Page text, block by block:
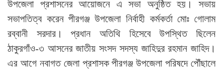
উপজেলা প্রশাসনের আয়োজনে এ সভা অনুষ্ঠিত হয়। সভায়
সভাপতিত্ব করেন পীরগঞ্জ উপজেলা নির্বাহী কর্মকর্তা মোঃ গোলাম
রব্বানী সরদার। প্রধান অতিথি হিসেবে উপস্থিত ছিলেন
ঠাকুরগাঁও-৩ আসনের জাতীয় সংসদ সদস্য জাহিদুর রহমান জাহিদ।
এর আগে নবাগত জেলা প্রশাসক পীরগঞ্জ উপজেলা পরিষদে পৌঁছালে